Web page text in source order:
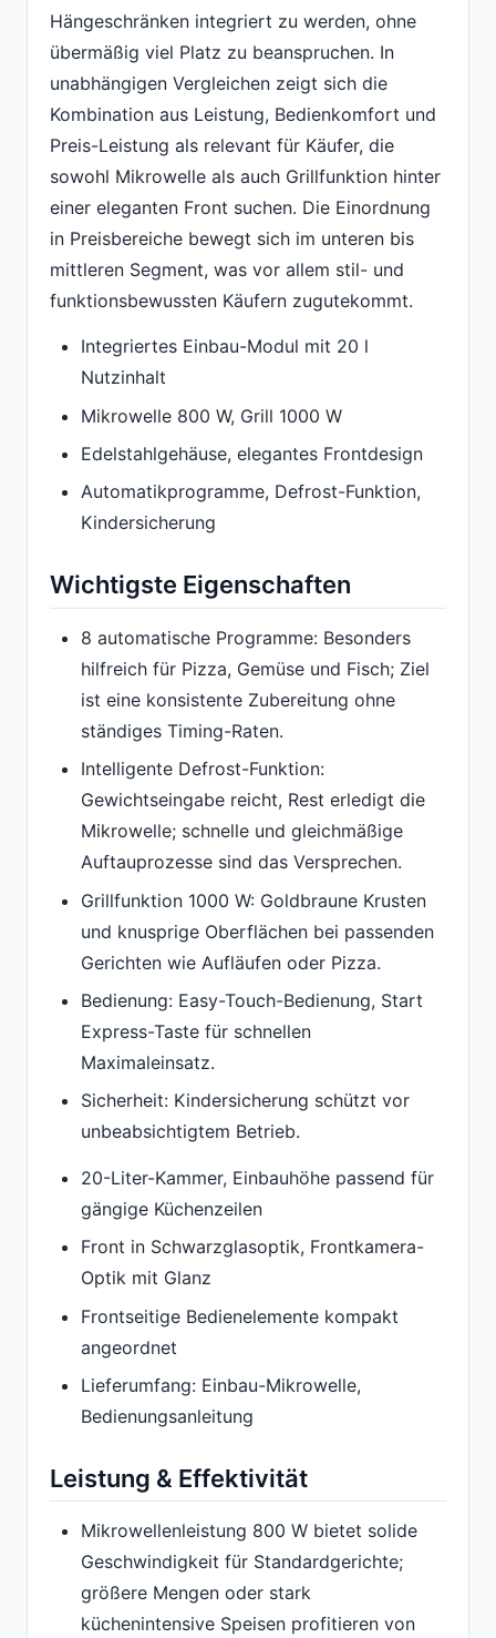
Hängeschränken integriert zu werden, ohne
übermäßig viel Platz zu beanspruchen. In
unabhängigen Vergleichen zeigt sich die
Kombination aus Leistung, Bedienkomfort und
Preis-Leistung als relevant für Käufer, die
sowohl Mikrowelle als auch Grillfunktion hinter
einer eleganten Front suchen. Die Einordnung
in Preisbereiche bewegt sich im unteren bis
mittleren Segment, was vor allem stil- und
funktionsbewussten Käufern zugutekommt.
Integriertes Einbau-Modul mit 20 l
Nutzinhalt
Mikrowelle 800 W, Grill 1000 W
Edelstahlgehäuse, elegantes Frontdesign
Automatikprogramme, Defrost-Funktion,
Kindersicherung
Wichtigste Eigenschaften
8 automatische Programme: Besonders
hilfreich für Pizza, Gemüse und Fisch; Ziel
ist eine konsistente Zubereitung ohne
ständiges Timing-Raten.
Intelligente Defrost-Funktion:
Gewichtseingabe reicht, Rest erledigt die
Mikrowelle; schnelle und gleichmäßige
Auftauprozesse sind das Versprechen.
Grillfunktion 1000 W: Goldbraune Krusten
und knusprige Oberflächen bei passenden
Gerichten wie Aufläufen oder Pizza.
Bedienung: Easy-Touch-Bedienung, Start
Express-Taste für schnellen
Maximaleinsatz.
Sicherheit: Kindersicherung schützt vor
unbeabsichtigtem Betrieb.
20-Liter-Kammer, Einbauhöhe passend für
gängige Küchenzeilen
Front in Schwarzglasoptik, Frontkamera-
Optik mit Glanz
Frontseitige Bedienelemente kompakt
angeordnet
Lieferumfang: Einbau-Mikrowelle,
Bedienungsanleitung
Leistung & Effektivität
Mikrowellenleistung 800 W bietet solide
Geschwindigkeit für Standardgerichte;
größere Mengen oder stark
küchenintensive Speisen profitieren von